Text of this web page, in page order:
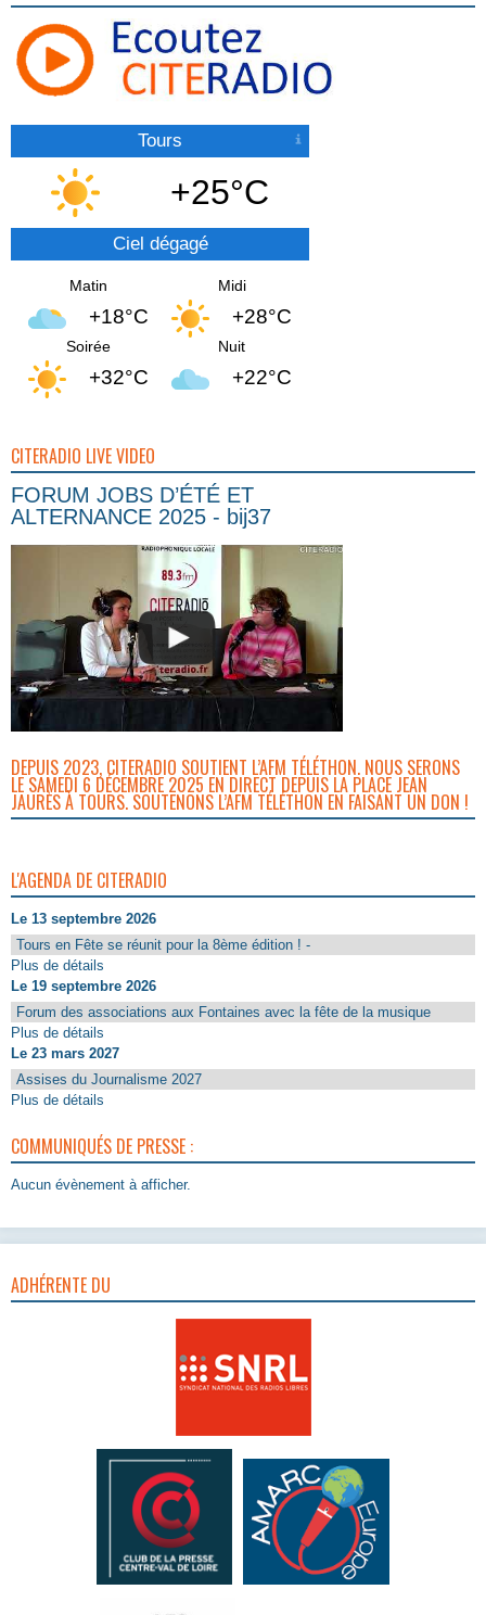
Tours
+25°C
Ciel dégagé
Matin
+18°C
Midi
+28°C
Soirée
+32°C
Nuit
+22°C
CITERADIO LIVE VIDEO
FORUM JOBS D’ÉTÉ ET
ALTERNANCE 2025 - bij37
DEPUIS 2023, CITERADIO SOUTIENT L’AFM TÉLÉTHON. NOUS SERONS
LE SAMEDI 6 DÉCEMBRE 2025 EN DIRECT DEPUIS LA PLACE JEAN
JAURÈS À TOURS. SOUTENONS L’AFM TÉLÉTHON EN FAISANT UN DON !
L'AGENDA DE CITERADIO
Le 13 septembre 2026
Tours en Fête se réunit pour la 8ème édition ! -
Plus de détails
Le 19 septembre 2026
Forum des associations aux Fontaines avec la fête de la musique
Plus de détails
Le 23 mars 2027
Assises du Journalisme 2027
Plus de détails
COMMUNIQUÉS DE PRESSE :
Aucun évènement à afficher.
ADHÉRENTE DU